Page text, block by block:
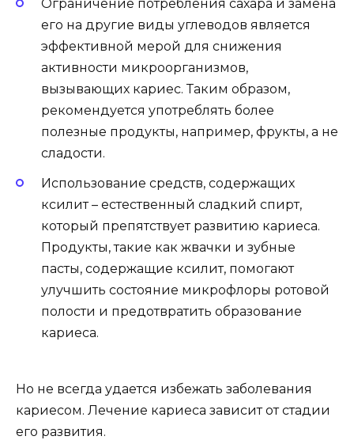
Ограничение потребления сахара и замена
его на другие виды углеводов является
эффективной мерой для снижения
активности микроорганизмов,
вызывающих кариес. Таким образом,
рекомендуется употреблять более
полезные продукты, например, фрукты, а не
сладости.
Использование средств, содержащих
ксилит – естественный сладкий спирт,
который препятствует развитию кариеса.
Продукты, такие как жвачки и зубные
пасты, содержащие ксилит, помогают
улучшить состояние микрофлоры ротовой
полости и предотвратить образование
кариеса.
Но не всегда удается избежать заболевания
кариесом. Лечение кариеса зависит от стадии
его развития.